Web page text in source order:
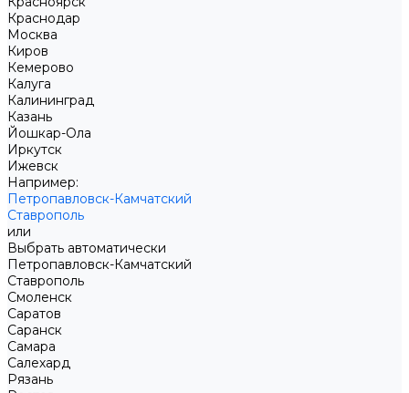
Краснодар
Москва
Киров
Кемерово
Калуга
Калининград
Казань
Йошкар-Ола
Иркутск
Ижевск
Например:
Петропавловск-Камчатский
Ставрополь
или
Выбрать автоматически
Петропавловск-Камчатский
Ставрополь
Смоленск
Саратов
Саранск
Самара
Салехард
Рязань